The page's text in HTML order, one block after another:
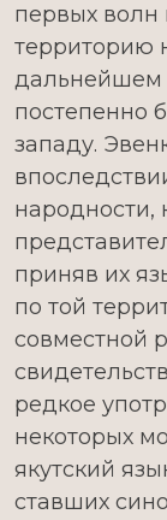
первых волн
территорию
постепенно
западу.
народности,
приняв их
по той
совместной
редкое
некоторых
якутский
ставших